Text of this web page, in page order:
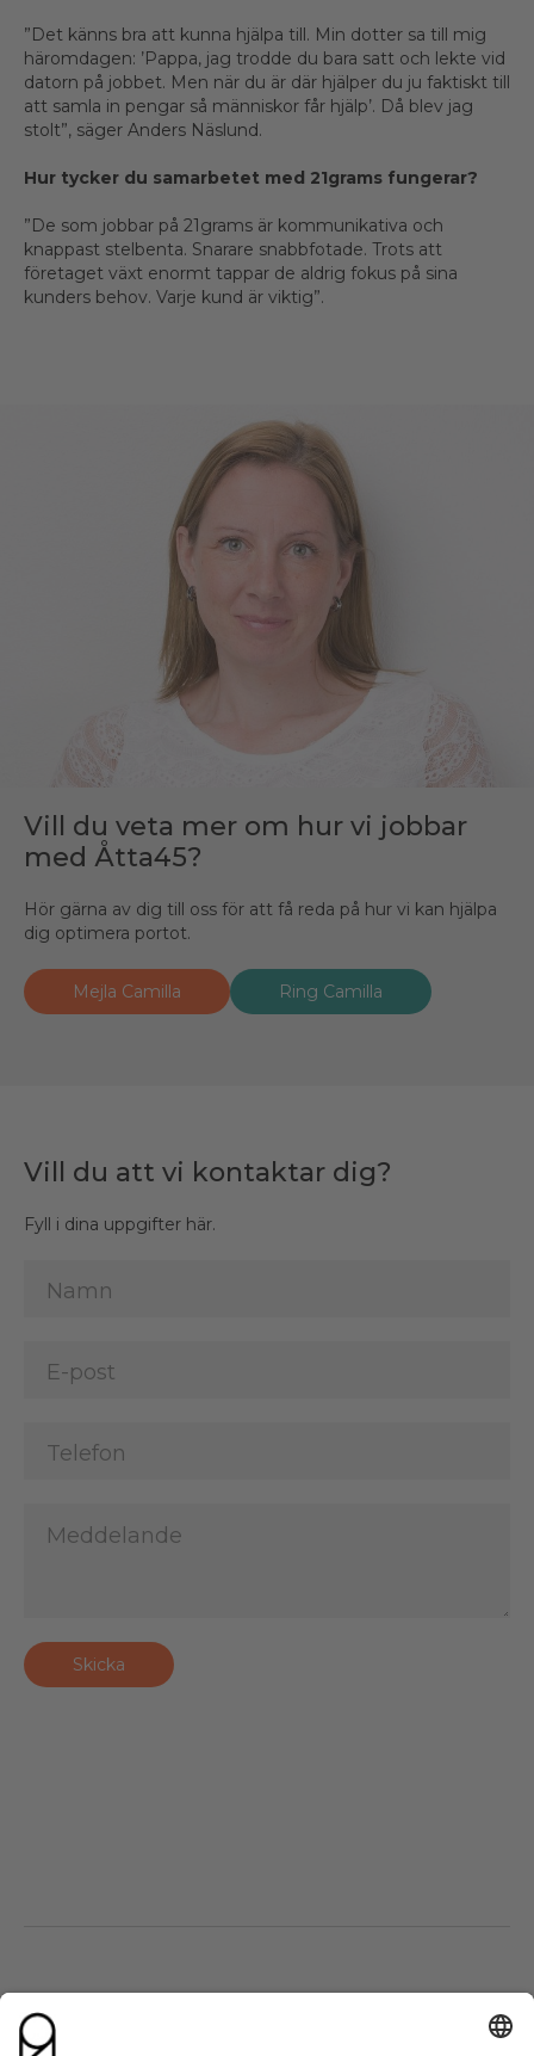
”Det känns bra att kunna hjälpa till. Min dotter sa till mig
häromdagen: ’Pappa, jag trodde du bara satt och lekte vid
datorn på jobbet. Men när du är där hjälper du ju faktiskt till
att samla in pengar så människor får hjälp’. Då blev jag
stolt”, säger Anders Näslund.
Hur tycker du samarbetet med 21grams fungerar?
”De som jobbar på 21grams är kommunikativa och
knappast stelbenta. Snarare snabbfotade. Trots att
företaget växt enormt tappar de aldrig fokus på sina
kunders behov. Varje kund är viktig”.
Vill du veta mer om hur vi jobbar
med Åtta45?
Hör gärna av dig till oss för att få reda på hur vi kan hjälpa
dig optimera portot.
Mejla Camilla Ring Camilla
Vill du att vi kontaktar dig?
Fyll i dina uppgifter här.